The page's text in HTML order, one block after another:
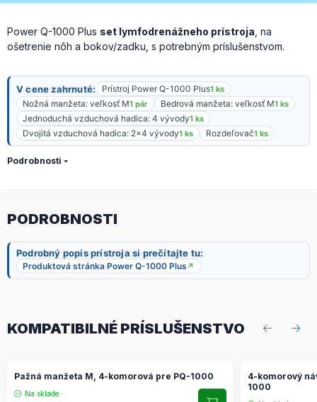
Power Q-1000 Plus set lymfodrenážneho prístroja , na
ošetrenie nôh a bokov/zadku, s potrebným príslušenstvom.
V cene zahrnuté: Prístroj Power Q-1000 Plus1 ks
Nožná manžeta: veľkosť M1 pár Bedrová manžeta: veľkosť M1 ks
Jednoduchá vzduchová hadica: 4 vývody1 ks
Dvojitá vzduchová hadica: 2x4 vývody1 ks Rozdeľovač1 ks
Podrobnosti
KOMPATIBILNÉ PRÍSLUŠENSTVO
Pažná manžeta M, 4-komorová pre PQ-1000
Na sklade
4-komorový
1000
PODROBNOSTI
Podrobný popis prístroja si prečítajte tu:
Produktová stránka Power Q-1000 Plus ↗